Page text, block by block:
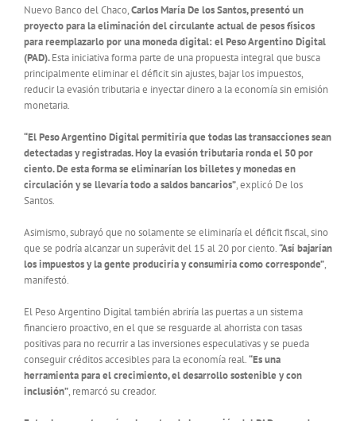
Nuevo Banco del Chaco,Carlos María De los Santos, presentó un
proyecto para la eliminación del circulante actual de pesos físicos
para reemplazarlo por una moneda digital: el Peso Argentino Digital
(PAD).Esta iniciativa forma parte de una propuesta integral que busca
principalmente eliminar el déficit sin ajustes, bajar los impuestos,
reducir la evasión tributaria e inyectar dinero a la economía sin emisión
monetaria.
“El Peso Argentino Digital permitiría que todas las transacciones sean
detectadas y registradas. Hoy la evasión tributaria ronda el 50 por
ciento. De esta forma se eliminarían los billetes y monedas en
circulación y se llevaría todo a saldos bancarios”, explicó De los
Santos.
Asimismo, subrayó que no solamente se eliminaría el déficit fiscal, sino
que se podría alcanzar un superávit del 15 al 20 por ciento.“Así bajarían
los impuestos y la gente produciría y consumiría como corresponde”,
manifestó.
El Peso Argentino Digital también abriría las puertas a un sistema
financiero proactivo, en el que se resguarde al ahorrista con tasas
positivas para no recurrir a las inversiones especulativas y se pueda
conseguir créditos accesibles para la economía real.“Es una
herramienta para el crecimiento, el desarrollo sostenible y con
inclusión”, remarcó su creador.